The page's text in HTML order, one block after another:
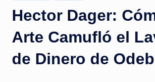
Hector Dager:
Arte Camufló el
de Dinero de